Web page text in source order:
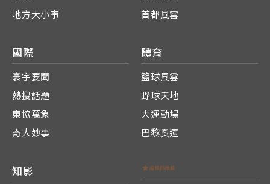
地方大小事
首都風雲
國際
寰宇要聞
熱搜話題
東協萬象
奇人妙事
體育
籃球風雲
野球天地
大運動場
巴黎奧運
知影